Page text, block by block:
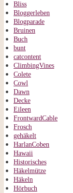
Bliss
Bloggerleben
Blogparade
Bruinen
Buch
bunt
catcontent
ClimbingVines
Colete
Cowl
Dawn
Decke
Eileen
FrontwardCable
Frosch
gehäkelt
HarlanCoben
Hawaii
Historisches
Häkelmütze
Häkeln
Hörbuch